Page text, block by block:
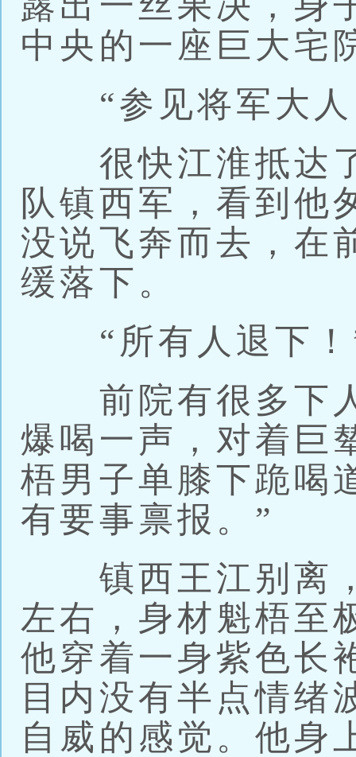
中央的一座巨大宅
“参见将军大人
很快江淮抵达了
队镇西军，看到他
没说飞奔而去，在
缓落下。
“所有人退下！
前院有很多下人
爆喝一声，对着巨
梧男子单膝下跪喝
有要事禀报。”
镇西王江别离，
左右，身材魁梧至
他穿着一身紫色长
目内没有半点情绪
自威的感觉。他身